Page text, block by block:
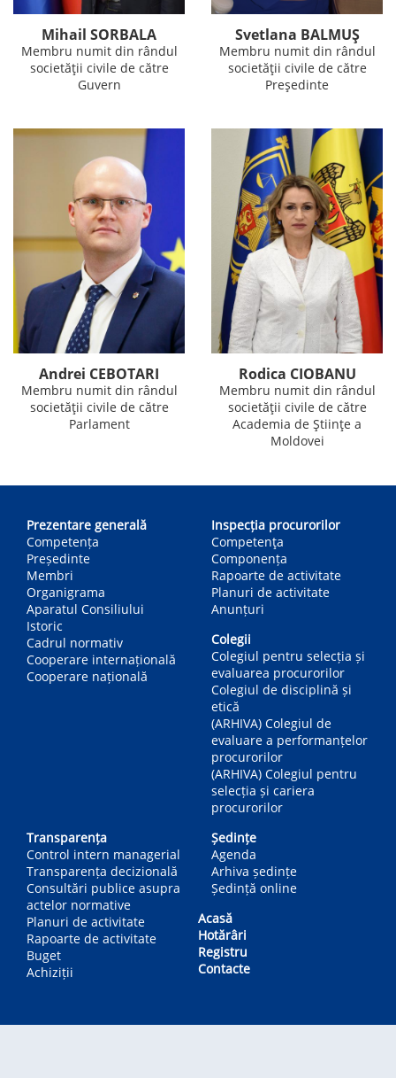
Mihail SORBALA
Membru numit din rândul
societății civile de către
Guvern
Svetlana BALMUȘ
Membru numit din rândul
societății civile de către
Președinte
Andrei CEBOTARI
Membru numit din rândul
societății civile de către
Parlament
Rodica CIOBANU
Membru numit din rândul
societății civile de către
Academia de Științe a
Moldovei
navigation
Prezentare generală
Competența
Președinte
Membri
Organigrama
Aparatul Consiliului
Istoric
Cadrul normativ
Cooperare internațională
Cooperare națională
Inspecția procurorilor
Competenţa
Componența
Rapoarte de activitate
Planuri de activitate
Anunțuri
Colegii
Colegiul pentru selecția și
evaluarea procurorilor
Colegiul de disciplină și
etică
(ARHIVA) Colegiul de
evaluare a performanțelor
procurorilor
(ARHIVA) Colegiul pentru
selecția și cariera
procurorilor
Transparența
Control intern managerial
Transparența decizională
Consultări publice asupra
actelor normative
Planuri de activitate
Rapoarte de activitate
Buget
Achiziții
Ședințe
Agenda
Arhiva ședințe
Ședință online
Acasă
Hotărâri
Registru
Contacte